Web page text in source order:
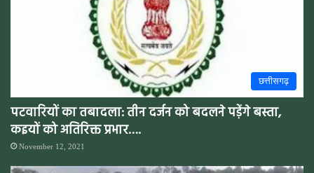
छत्तीसगढ़
पटवारियों का तबादला: तीन दर्जन को बदलने पड़ेंगे बस्ता,
कइयों को अतिरिक्त प्रभार….
November 12, 2021